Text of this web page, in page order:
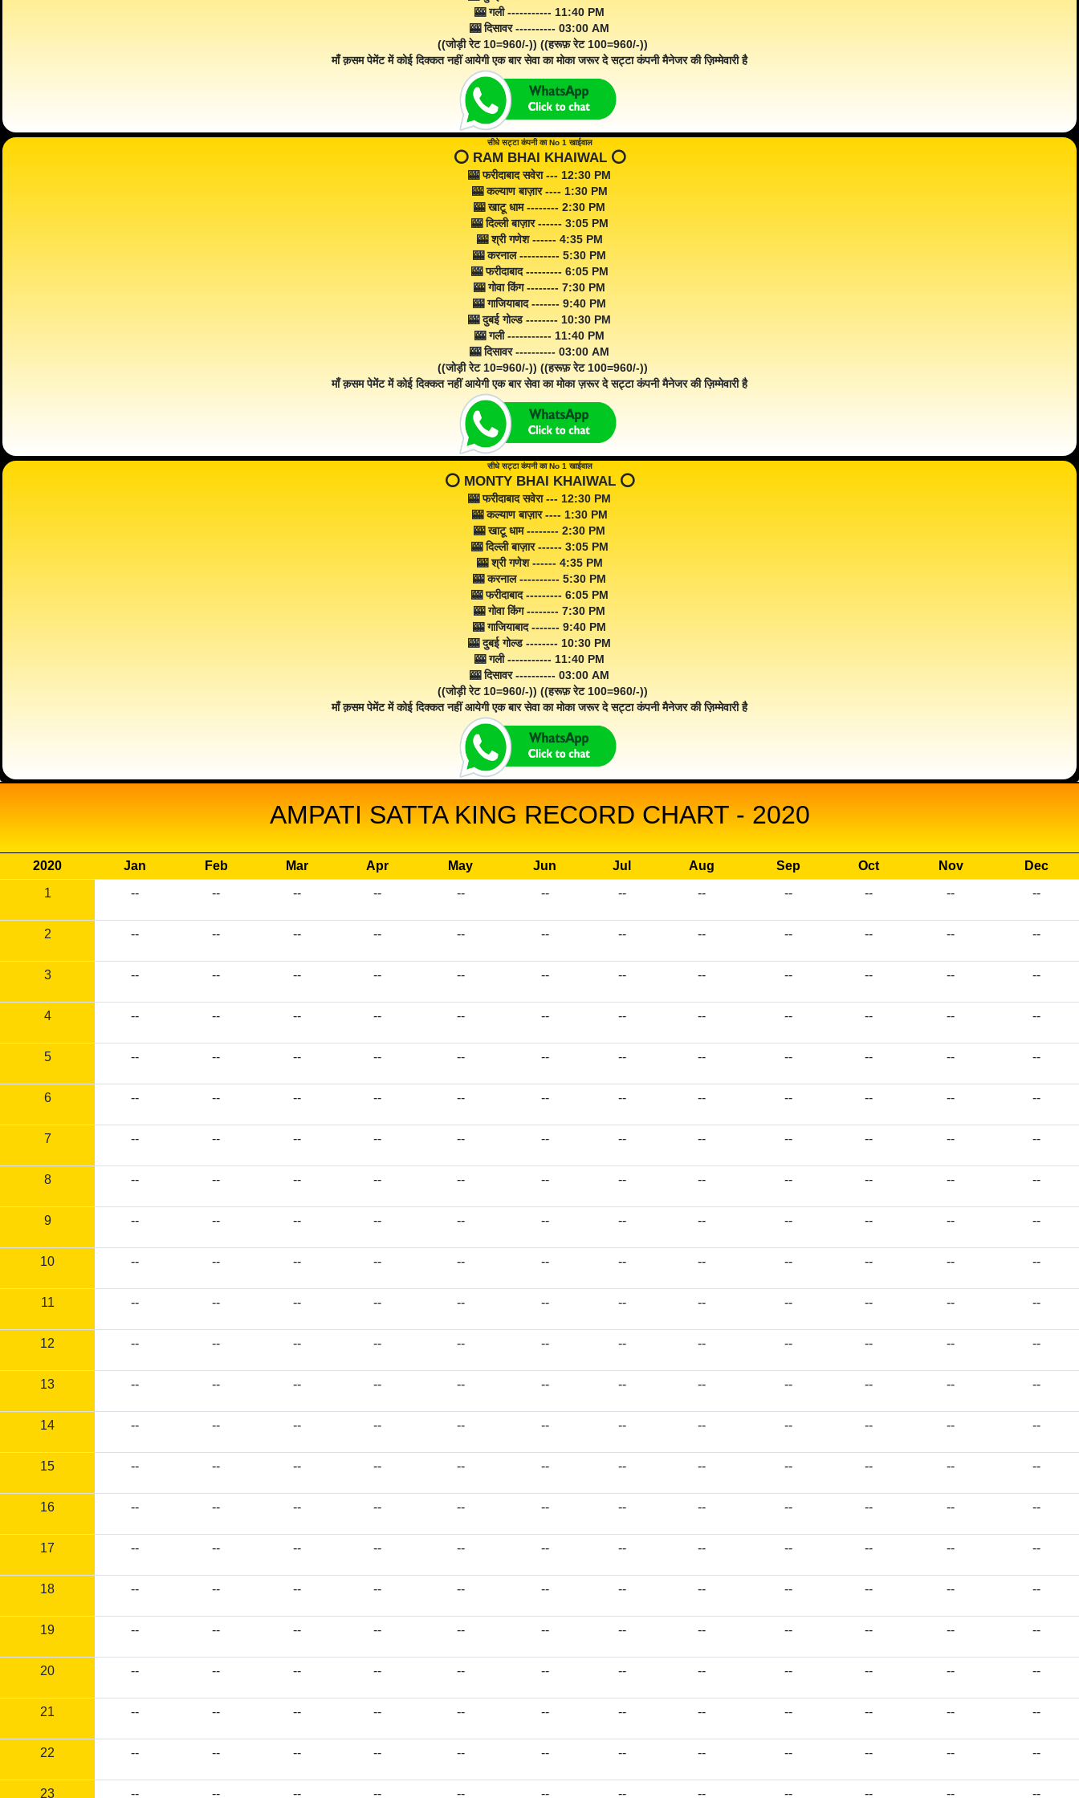
🎰 गली ----------- 11:40 PM
🎰 दिसावर ---------- 03:00 AM
((जोड़ी रेट 10=960/-)) ((हरूफ़ रेट 100=960/-))
माँ क़सम पेमेंट में कोई दिक्कत नहीं आयेगी एक बार सेवा का मोका जरूर दे सट्टा कंपनी मैनेजर की ज़िम्मेवारी है
सीधे सट्टा कंपनी का No 1 खाईवाल
⭕️ RAM BHAI KHAIWAL ⭕️
🎰 फरीदाबाद सवेरा --- 12:30 PM
🎰 कल्याण बाज़ार ---- 1:30 PM
🎰 खाटू धाम -------- 2:30 PM
🎰 दिल्ली बाज़ार ------ 3:05 PM
🎰 श्री गणेश ------ 4:35 PM
🎰 करनाल ---------- 5:30 PM
🎰 फरीदाबाद --------- 6:05 PM
🎰 गोवा किंग -------- 7:30 PM
🎰 गाजियाबाद ------- 9:40 PM
🎰 दुबई गोल्ड -------- 10:30 PM
🎰 गली ----------- 11:40 PM
🎰 दिसावर ---------- 03:00 AM
((जोड़ी रेट 10=960/-)) ((हरूफ़ रेट 100=960/-))
माँ क़सम पेमेंट में कोई दिक्कत नहीं आयेगी एक बार सेवा का मोका ज़रूर दे सट्टा कंपनी मैनेजर की ज़िम्मेवारी है
सीधे सट्टा कंपनी का No 1 खाईवाल
⭕️ MONTY BHAI KHAIWAL ⭕️
🎰 फरीदाबाद सवेरा --- 12:30 PM
🎰 कल्याण बाज़ार ---- 1:30 PM
🎰 खाटू धाम -------- 2:30 PM
🎰 दिल्ली बाज़ार ------ 3:05 PM
🎰 श्री गणेश ------ 4:35 PM
🎰 करनाल ---------- 5:30 PM
🎰 फरीदाबाद --------- 6:05 PM
🎰 गोवा किंग -------- 7:30 PM
🎰 गाजियाबाद ------- 9:40 PM
🎰 दुबई गोल्ड -------- 10:30 PM
🎰 गली ----------- 11:40 PM
🎰 दिसावर ---------- 03:00 AM
((जोड़ी रेट 10=960/-)) ((हरूफ़ रेट 100=960/-))
माँ क़सम पेमेंट में कोई दिक्कत नहीं आयेगी एक बार सेवा का मोका जरूर दे सट्टा कंपनी मैनेजर की ज़िम्मेवारी है
AMPATI SATTA KING RECORD CHART - 2020
2020 Jan Feb Mar Apr May Jun Jul Aug Sep Oct Nov
Dec
1
-- -- -- -- -- -- -- -- -- -- -- --
2 -- -- -- -- -- -- -- -- -- -- -- --
3 -- -- -- -- -- -- -- -- -- -- -- --
4 -- -- -- -- -- -- -- -- -- -- -- --
5 -- -- -- -- -- -- -- -- -- -- -- --
6 -- -- -- -- -- -- -- -- -- -- -- --
7 -- -- -- -- -- -- -- -- -- -- -- --
8 -- -- -- -- -- -- -- -- -- -- -- --
9 -- -- -- -- -- -- -- -- -- -- -- --
10 -- -- -- -- -- -- -- -- -- -- -- --
11 -- -- -- -- -- -- -- -- -- -- -- --
12 -- -- -- -- -- -- -- -- -- -- -- --
13 -- -- -- -- -- -- -- -- -- -- -- --
14 -- -- -- -- -- -- -- -- -- -- -- --
15 -- -- -- -- -- -- -- -- -- -- -- --
16 -- -- -- -- -- -- -- -- -- -- -- --
17 -- -- -- -- -- -- -- -- -- -- -- --
18 -- -- -- -- -- -- -- -- -- -- -- --
19 -- -- -- -- -- -- -- -- -- -- -- --
20 -- -- -- -- -- -- -- -- -- -- -- --
21 -- -- -- -- -- -- -- -- -- -- -- --
22 -- -- -- -- -- -- -- -- -- -- -- --
23 -- -- -- -- -- -- -- -- -- -- -- --